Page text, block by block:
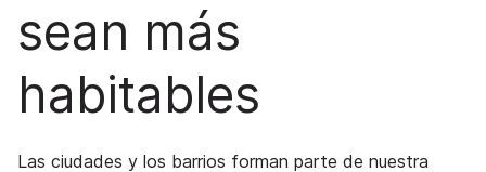
sean más
habitables
Las ciudades y los barrios forman parte de nuestra